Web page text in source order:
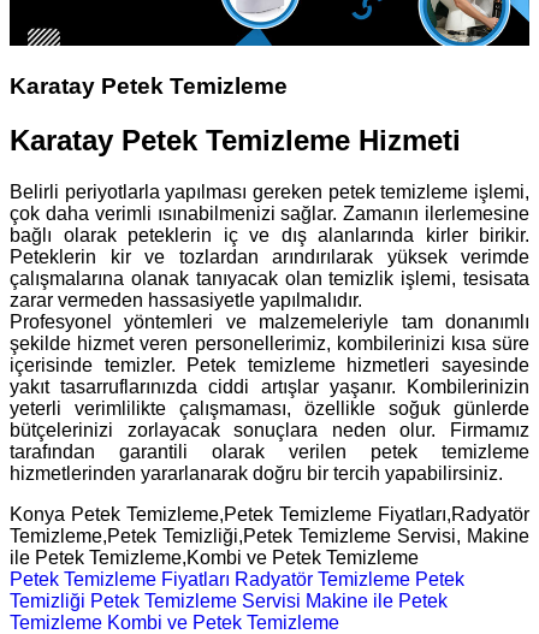
Karatay Petek Temizleme
Karatay Petek Temizleme Hizmeti
Belirli periyotlarla yapılması gereken petek temizleme işlemi,
çok daha verimli ısınabilmenizi sağlar. Zamanın ilerlemesine
bağlı olarak peteklerin iç ve dış alanlarında kirler birikir.
Peteklerin kir ve tozlardan arındırılarak yüksek verimde
çalışmalarına olanak tanıyacak olan temizlik işlemi, tesisata
zarar vermeden hassasiyetle yapılmalıdır.
Profesyonel yöntemleri ve malzemeleriyle tam donanımlı
şekilde hizmet veren personellerimiz, kombilerinizi kısa süre
içerisinde temizler. Petek temizleme hizmetleri sayesinde
yakıt tasarruflarınızda ciddi artışlar yaşanır. Kombilerinizin
yeterli verimlilikte çalışmaması, özellikle soğuk günlerde
bütçelerinizi zorlayacak sonuçlara neden olur. Firmamız
tarafından garantili olarak verilen petek temizleme
hizmetlerinden yararlanarak doğru bir tercih yapabilirsiniz.
Konya Petek Temizleme,Petek Temizleme Fiyatları,Radyatör
Temizleme,Petek Temizliği,Petek Temizleme Servisi, Makine
ile Petek Temizleme,Kombi ve Petek Temizleme
Petek Temizleme Fiyatları Radyatör Temizleme Petek
Temizliği Petek Temizleme Servisi Makine ile Petek
Temizleme Kombi ve Petek Temizleme